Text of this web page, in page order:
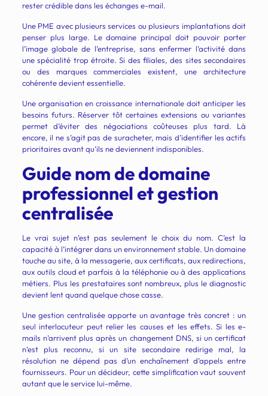
rester crédible dans les échanges e-mail.
Une PME avec plusieurs services ou plusieurs implantations doit
penser plus large. Le domaine principal doit pouvoir porter
l’image globale de l’entreprise, sans enfermer l’activité dans
une spécialité trop étroite. Si des filiales, des sites secondaires
ou des marques commerciales existent, une architecture
cohérente devient essentielle.
Une organisation en croissance internationale doit anticiper les
besoins futurs. Réserver tôt certaines extensions ou variantes
permet d’éviter des négociations coûteuses plus tard. Là
encore, il ne s’agit pas de suracheter, mais d’identifier les actifs
prioritaires avant qu’ils ne deviennent indisponibles.
Guide nom de domaine
professionnel et gestion
centralisée
Le vrai sujet n’est pas seulement le choix du nom. C’est la
capacité à l’intégrer dans un environnement stable. Un domaine
touche au site, à la messagerie, aux certificats, aux redirections,
aux outils cloud et parfois à la téléphonie ou à des applications
métiers. Plus les prestataires sont nombreux, plus le diagnostic
devient lent quand quelque chose casse.
Une gestion centralisée apporte un avantage très concret : un
seul interlocuteur peut relier les causes et les effets. Si les e-
mails n’arrivent plus après un changement DNS, si un certificat
n’est plus reconnu, si un site secondaire redirige mal, la
résolution ne dépend pas d’un enchaînement d’appels entre
fournisseurs. Pour un décideur, cette simplification vaut souvent
autant que le service lui-même.